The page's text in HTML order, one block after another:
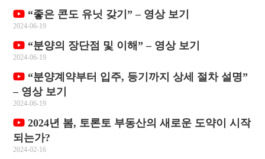
“좋은 콘도 유닛 갖기” – 영상 보기
2024-06-19
“분양의 장단점 및 이해” – 영상 보기
2024-06-19
“분양계약부터 입주, 등기까지 상세 절차 설명”
– 영상 보기
2024-06-19
2024년 봄, 토론토 부동산의 새로운 도약이 시작
되는가?
2024-02-16